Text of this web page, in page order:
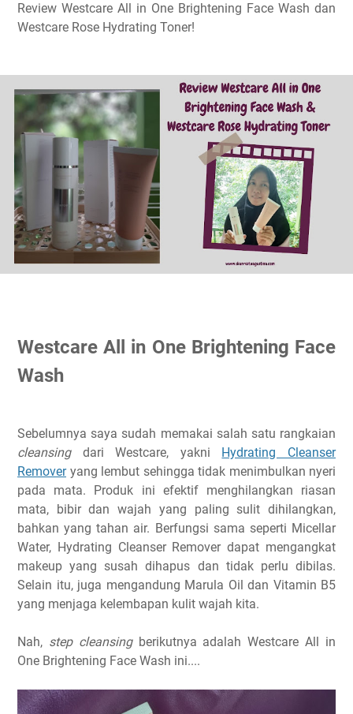
Review Westcare All in One Brightening Face Wash dan
Westcare Rose Hydrating Toner!
Westcare All in One Brightening Face
Wash
Sebelumnya saya sudah memakai salah satu rangkaian
cleansingdari Westcare, yakni Hydrating Cleanser
Removeryang lembut sehingga tidak menimbulkan nyeri
pada mata. Produk ini efektif menghilangkan riasan
mata, bibir dan wajah yang paling sulit dihilangkan,
bahkan yang tahan air. Berfungsi sama seperti Micellar
Water, Hydrating Cleanser Remover dapat mengangkat
makeup yang susah dihapus dan tidak perlu dibilas.
Selain itu, juga mengandung Marula Oil dan Vitamin B5
yang menjaga kelembapan kulit wajah kita.
Nah, step cleansingberikutnya adalah Westcare All in
One Brightening Face Wash ini....